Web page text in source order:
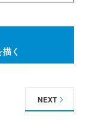
く
NEXT